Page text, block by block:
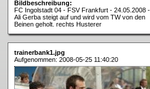
Bildbeschreibung:
FC Ingolstadt 04 - FSV Frankfurt - 24.05.2008 -
Ali Gerba steigt auf und wird vom TW von den
Beinen geholt. rechts Husterer
trainerbank1.jpg
Aufgenommen: 2008-05-25 11:40:20